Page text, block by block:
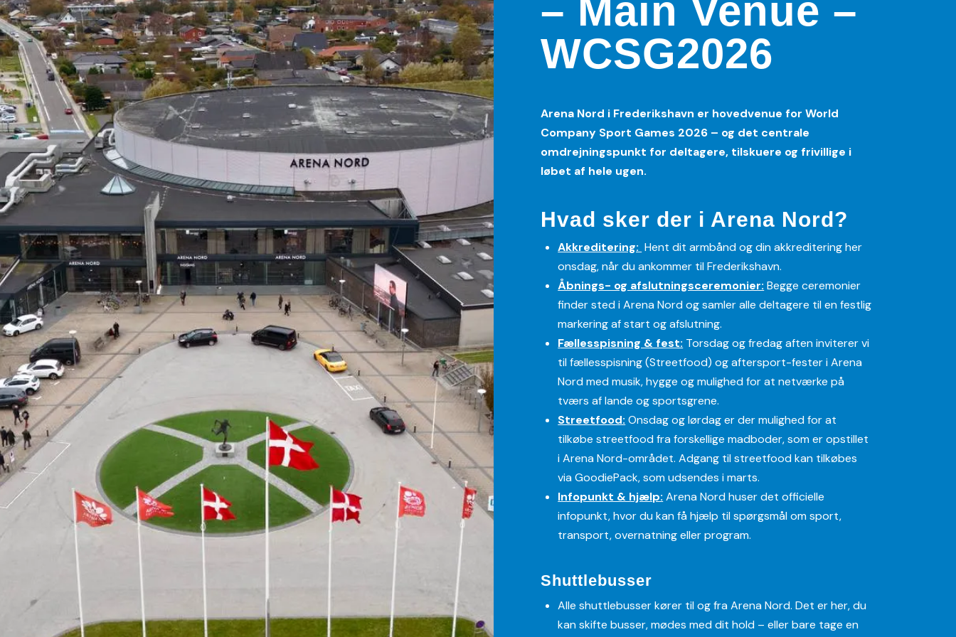
– Main Venue –
WCSG2026
Arena Nord i Frederikshavn er hovedvenue for World
Company Sport Games 2026 – og det centrale
omdrejningspunkt for deltagere, tilskuere og frivillige i
løbet af hele ugen.
Hvad sker der i Arena Nord?
Akkreditering: Hent dit armbånd og din akkreditering her
onsdag, når du ankommer til Frederikshavn.
Åbnings- og afslutningsceremonier: Begge ceremonier
finder sted i Arena Nord og samler alle deltagere til en festlig
markering af start og afslutning.
Fællesspisning & fest: Torsdag og fredag aften inviterer vi
til fællesspisning (Streetfood) og aftersport-fester i Arena
Nord med musik, hygge og mulighed for at netværke på
tværs af lande og sportsgrene.
Streetfood: Onsdag og lørdag er der mulighed for at
tilkøbe streetfood fra forskellige madboder, som er opstillet
i Arena Nord-området. Adgang til streetfood kan tilkøbes
via GoodiePack, som udsendes i marts.
Infopunkt & hjælp: Arena Nord huser det officielle
infopunkt, hvor du kan få hjælp til spørgsmål om sport,
transport, overnatning eller program.
Shuttlebusser
Alle shuttlebusser kører til og fra Arena Nord. Det er her, du
kan skifte busser, mødes med dit hold – eller bare tage en